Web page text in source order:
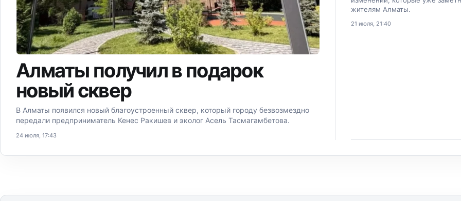
Алматы получил в подарок
новый сквер
В Алматы появился новый благоустроенный сквер, который городу безвозмездно
передали предприниматель Кенес Ракишев и эколог Асель Тасмагамбетова.
24 июля, 17:43
жителям Алматы.
21 июля, 21:40